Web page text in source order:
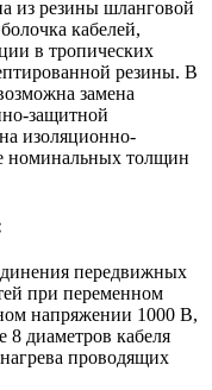
из резины шланговой
кабелей,
в тропических
резины. В
замена
защитной
изоляционно-
номинальных толщин
передвижных
при переменном
напряжении 1000 В,
8 диаметров кабеля
проводящих